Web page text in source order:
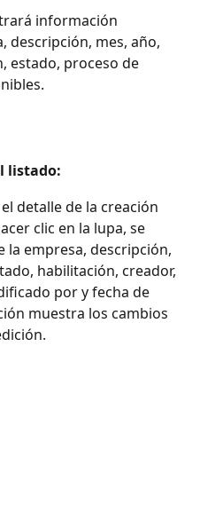
información
descripción, mes, año,
estado, proceso de
listado:
detalle de la creación
clic en la lupa, se
la empresa, descripción,
habilitación, creador,
por y fecha de
muestra los cambios